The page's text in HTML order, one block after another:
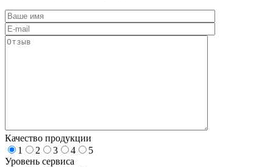
Качество продукции
1
2 3 4
5
Уровень сервиса